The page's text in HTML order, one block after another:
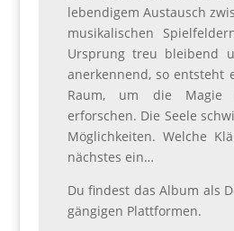
lebendigem Austausch
musikalischen
Ursprung treu bleibend
anerkennend, so entsteht
Raum, um die
erforschen. Die Seele
Möglichkeiten. Welche
nächstes ein…
Du findest das Album als
gängigen Plattformen.